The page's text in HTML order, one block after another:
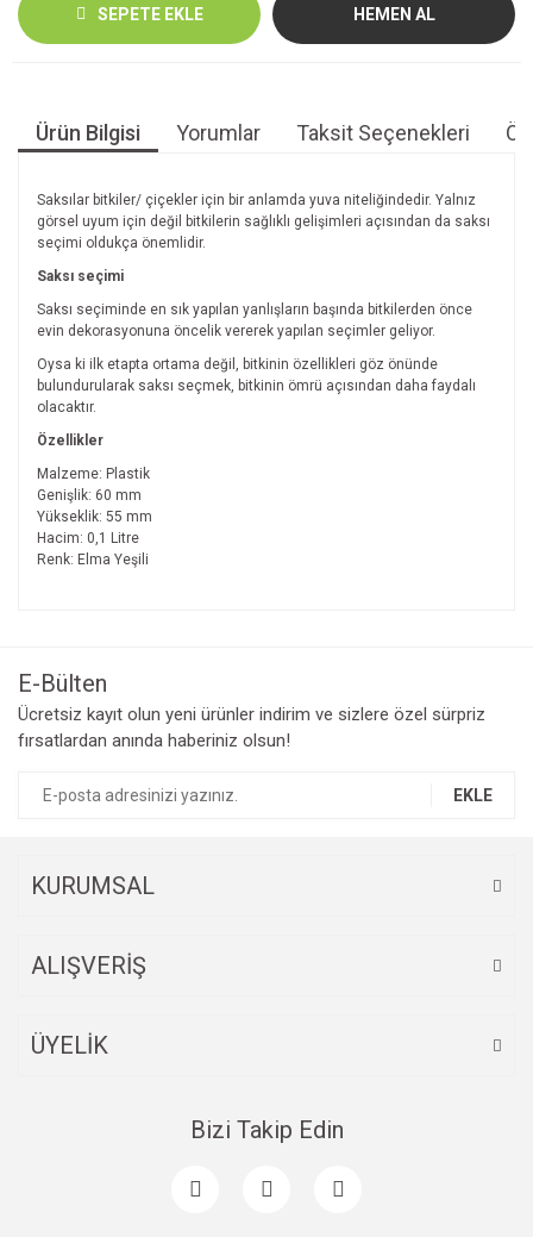
SEPETE EKLE HEMEN AL
Ürün Bilgisi Yorumlar Taksit Seçenekleri
Saksılar bitkiler/ çiçekler için bir anlamda yuva niteliğindedir. Yalnız
görsel uyum için değil bitkilerin sağlıklı gelişimleri açısından da saksı
seçimi oldukça önemlidir.
Saksı seçimi
Saksı seçiminde en sık yapılan yanlışların başında bitkilerden önce
evin dekorasyonuna öncelik vererek yapılan seçimler geliyor.
Oysa ki ilk etapta ortama değil, bitkinin özellikleri göz önünde
bulundurularak saksı seçmek, bitkinin ömrü açısından daha faydalı
olacaktır.
Özellikler
Malzeme: Plastik
Genişlik: 60 mm
Yükseklik: 55 mm
Hacim: 0,1 Litre
Renk: Elma Yeşili
Ürün resmi kalitesiz, bozuk veya görüntülenemiyor.
Ürün açıklamasında eksik bilgiler bulunuyor.
E-Bülten
Ücretsiz kayıt olun yeni ürünler indirim ve sizlere özel sürpriz
fırsatlardan anında haberiniz olsun!
EKLE
KURUMSAL
ALIŞVERİŞ
ÜYELİK
Bizi Takip Edin